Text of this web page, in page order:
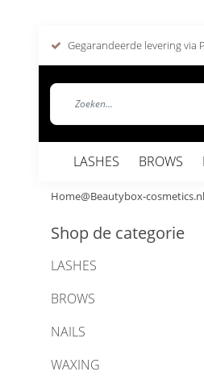
Gegarandeerde levering via
LASHES BROWS
Home@Beautybox-cosmetics.nl
Shop de categorie
LASHES
BROWS
NAILS
WAXING